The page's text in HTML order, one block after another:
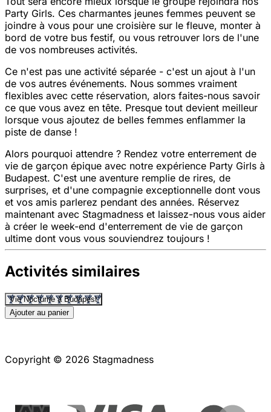
Party Girls. Ces charmantes jeunes femmes peuvent se
joindre à vous pour une croisière sur le fleuve, monter à
bord de votre bus festif, ou vous retrouver lors de l'une
de vos nombreuses activités.
Ce n'est pas une activité séparée - c'est un ajout à l'un
de vos autres événements. Nous sommes vraiment
flexibles avec cette réservation, alors faites-nous savoir
ce que vous avez en tête. Presque tout devient meilleur
lorsque vous ajoutez de belles femmes enflammer la
piste de danse !
Alors pourquoi attendre ? Rendez votre enterrement de
vie de garçon épique avec notre expérience Party Girls à
Budapest. C'est une aventure remplie de rires, de
surprises, et d'une compagnie exceptionnelle dont vous
et vos amis parlerez pendant des années. Réservez
maintenant avec Stagmadness et laissez-nous vous aider
à créer le week-end d'enterrement de vie de garçon
ultime dont vous vous souviendrez toujours !
Activités similaires
Vie Nocturne à Budapest
Ajouter au panier
Copyright © 2026 Stagmadness